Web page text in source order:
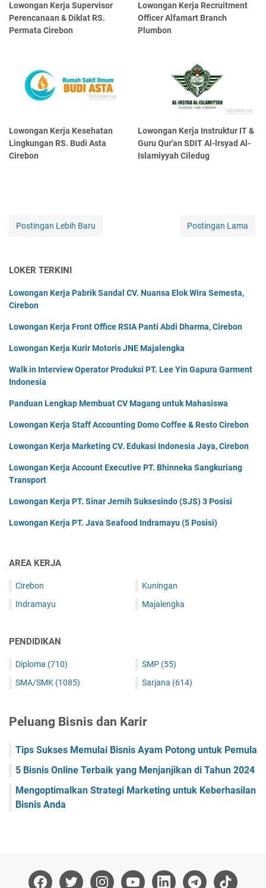
Lowongan Kerja Supervisor
Perencanaan & Diklat RS.
Permata Cirebon
Lowongan Kerja Recruitment
Officer Alfamart Branch
Plumbon
Lowongan Kerja Kesehatan
Lingkungan RS. Budi Asta
Cirebon
Lowongan Kerja Instruktur IT &
Guru Qur'an SDIT Al-lrsyad Al-
Islamiyyah Ciledug
Postingan Lebih Baru Postingan Lama
LOKER TERKINI
Lowongan Kerja Pabrik Sandal CV. Nuansa Elok Wira Semesta,
Cirebon
Lowongan Kerja Front Office RSIA Panti Abdi Dharma, Cirebon
Lowongan Kerja Kurir Motoris JNE Majalengka
Walk in Interview Operator Produksi PT. Lee Yin Gapura Garment
Indonesia
Panduan Lengkap Membuat CV Magang untuk Mahasiswa
Lowongan Kerja Staff Accounting Domo Coffee & Resto Cirebon
Lowongan Kerja Marketing CV. Edukasi Indonesia Jaya, Cirebon
Lowongan Kerja Account Executive PT. Bhinneka Sangkuriang
Transport
Lowongan Kerja PT. Sinar Jernih Suksesindo (SJS) 3 Posisi
Lowongan Kerja PT. Java Seafood Indramayu (5 Posisi)
AREA KERJA
Cirebon
Indramayu
Kuningan
Majalengka
PENDIDIKAN
Diploma (710)
SMA/SMK (1085)
SMP (55)
Sarjana (614)
Peluang Bisnis dan Karir
Tips Sukses Memulai Bisnis Ayam Potong untuk Pemula
5 Bisnis Online Terbaik yang Menjanjikan di Tahun 2024
Mengoptimalkan Strategi Marketing untuk Keberhasilan
Bisnis Anda